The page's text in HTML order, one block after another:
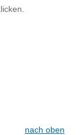
nach oben